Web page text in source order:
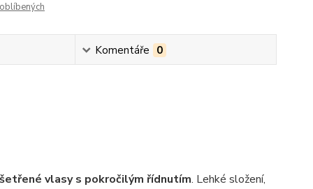
Komentáře 0
vlasy s pokročilým řídnutím. Lehké složení,